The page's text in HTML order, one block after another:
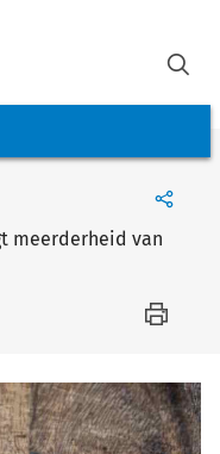
meerderheid van